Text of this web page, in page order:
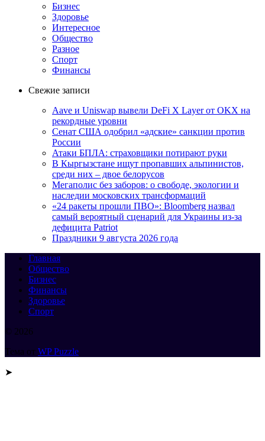
Бизнес
Здоровье
Интересное
Общество
Разное
Спорт
Финансы
Свежие записи
Aave и Uniswap вывели DeFi X Layer от OKX на
рекордные уровни
Сенат США одобрил «адские» санкции против
России
Атаки БПЛА: страховщики потирают руки
В Кыргызстане ищут пропавших альпинистов,
среди них – двое белорусов
Мегаполис без заборов: о свободе, экологии и
наследии московских трансформаций
«24 ракеты прошли ПВО»: Bloomberg назвал
самый вероятный сценарий для Украины из-за
дефицита Patriot
Праздники 9 августа 2026 года
Главная
Общество
Бизнес
Финансы
Здоровье
Спорт
© 2026
Тема от WP Puzzle
➤